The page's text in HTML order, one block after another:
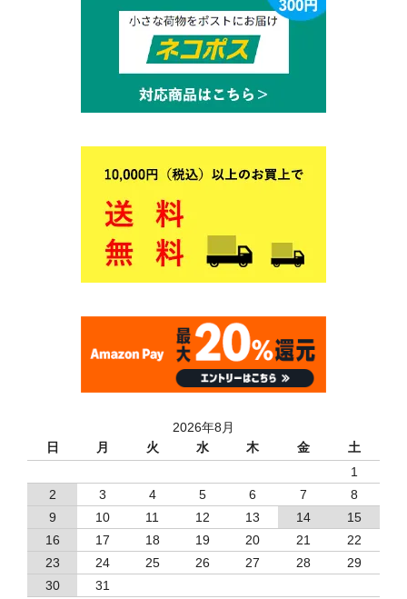
2026年8月
日
月 火 水 木 金
土
1
2
3 4 5 6 7
8
9
10 11 12 13 14
15
16
17 18 19 20 21
22
23
24 25 26 27 28
29
30
31